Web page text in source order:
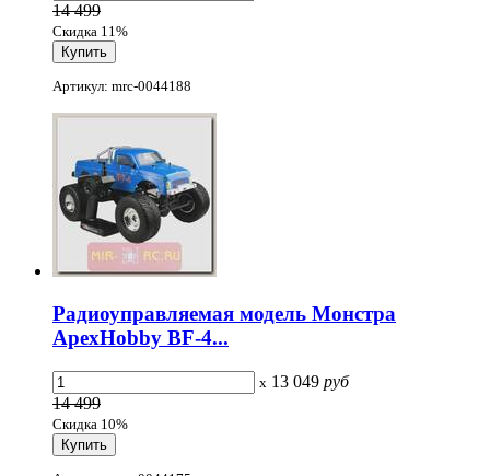
14 499
Скидка 11%
Артикул: mrc-0044188
Радиоуправляемая модель Монстра
ApexHobby BF-4...
x 13 049 руб
14 499
Скидка 10%